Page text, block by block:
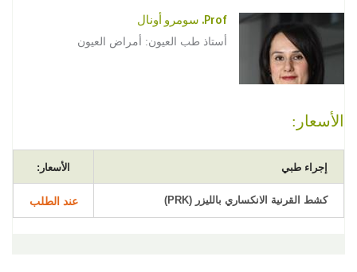
Prof. سومرو أونال
أستاذ طب العيون: أمراض العيون
الأسعار:
إجراء طبي الأسعار:
كشط القرنية الانكساري بالليزر (PRK) عند الطلب